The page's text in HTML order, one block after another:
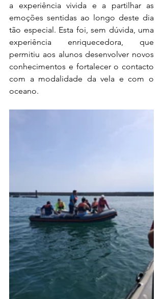
a experiência vivida e a partilhar as
emoções sentidas ao longo deste dia
tão especial. Esta foi, sem dúvida, uma
experiência enriquecedora, que
permitiu aos alunos desenvolver novos
conhecimentos e fortalecer o contacto
com a modalidade da vela e com o
oceano.